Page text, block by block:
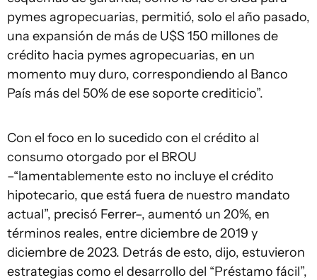
pymes agropecuarias, permitió, solo el año pasado,
una expansión de más de U$S 150 millones de
crédito hacia pymes agropecuarias, en un
momento muy duro, correspondiendo al Banco
País más del 50% de ese soporte crediticio”.
Con el foco en lo sucedido con el crédito al
consumo otorgado por el BROU
–“lamentablemente esto no incluye el crédito
hipotecario, que está fuera de nuestro mandato
actual”, precisó Ferrer–, aumentó un 20%, en
términos reales, entre diciembre de 2019 y
diciembre de 2023. Detrás de esto, dijo, estuvieron
estrategias como el desarrollo del “Préstamo fácil”,